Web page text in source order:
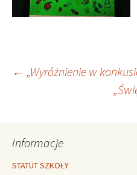
← „Wyróżnienie w
Informacje
STATUT SZKOŁY